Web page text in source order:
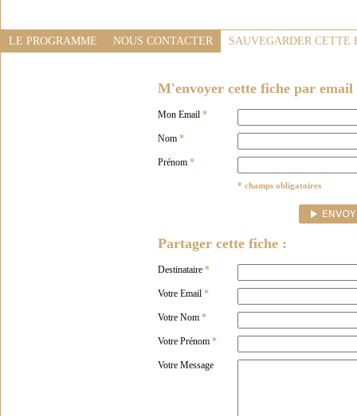
LE PROGRAMME NOUS CONTACTER SAUVEGARDER CETTE
M'envoyer cette fiche par email
Mon Email *
Nom *
Prénom *
* champs obligatoires
Partager cette fiche :
Destinataire *
Votre Email *
Votre Nom *
Votre Prénom *
Votre Message